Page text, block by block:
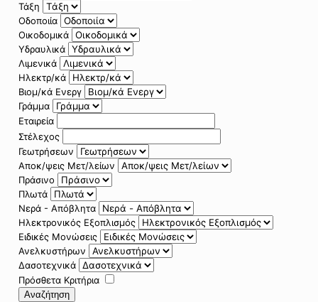
Τάξη
Οδοποιία
Οικοδομικά
Υδραυλικά
Λιμενικά
Ηλεκτρ/κά
Βιομ/κά Ενεργ
Γράμμα
Εταιρεία
Στέλεχος
Γεωτρήσεων
Αποκ/ψεις Μετ/λείων
Πράσινο
Πλωτά
Νερά - Απόβλητα
Ηλεκτρονικός Εξοπλισμός
Ειδικές Μονώσεις
Ανελκυστήρων
Δασοτεχνικά
Πρόσθετα Κριτήρια
Αναζήτηση